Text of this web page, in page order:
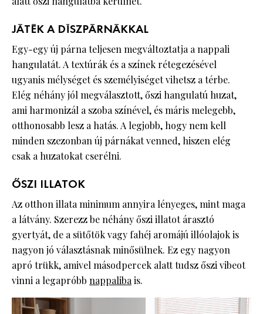
JÁTÉK A DÍSZPÁRNÁKKAL
Egy-egy új párna teljesen megváltoztatja a nappali
hangulatát. A textúrák és a színek rétegezésével
ugyanis mélységet és személyiséget vihetsz a térbe.
Elég néhány jól megválasztott, őszi hangulatú huzat,
ami harmonizál a szoba színével, és máris melegebb,
otthonosabb lesz a hatás. A legjobb, hogy nem kell
minden szezonban új párnákat venned, hiszen elég
csak a huzatokat cserélni.
ŐSZI ILLATOK
Az otthon illata minimum annyira lényeges, mint maga
a látvány. Szerezz be néhány őszi illatot árasztó
gyertyát, de a sütőtök vagy fahéj aromájú illóolajok is
nagyon jó választásnak minősülnek. Ez egy nagyon
apró trükk, amivel másodpercek alatt tudsz őszi vibeot
vinni a legapróbb nappalibais.